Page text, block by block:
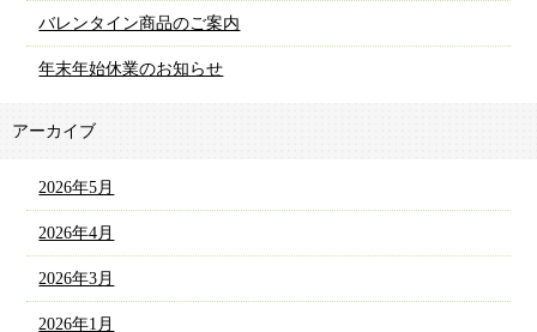
バレンタイン商品のご案内
年末年始休業のお知らせ
アーカイブ
2026年5月
2026年4月
2026年3月
2026年1月